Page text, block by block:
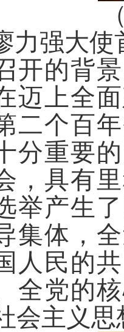
力强大
开的背
迈上全
二个百
分重要
，具有
举产生
集体，
人民的
全党的
会主义